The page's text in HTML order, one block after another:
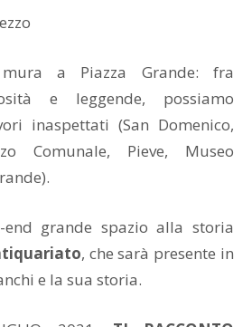
a Piazza Grande: fra
e leggende, possiamo
inaspettati (San Domenico,
Comunale, Pieve, Museo
grande spazio alla storia
, che sarà presente in
e la sua storia.